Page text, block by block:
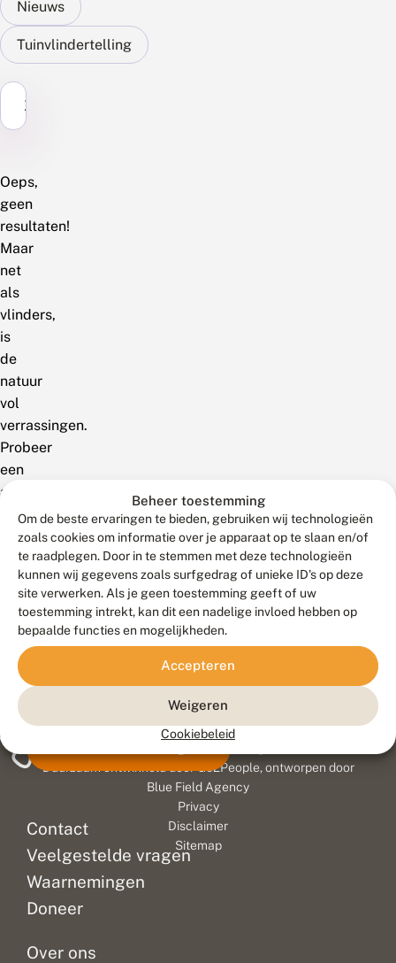
Beheer toestemming
Om de beste ervaringen te bieden, gebruiken wij technologieën
zoals cookies om informatie over je apparaat op te slaan en/of
te raadplegen. Door in te stemmen met deze technologieën
kunnen wij gegevens zoals surfgedrag of unieke ID's op deze
site verwerken. Als je geen toestemming geeft of uw
toestemming intrekt, kan dit een nadelige invloed hebben op
bepaalde functies en mogelijkheden.
Accepteren
Weigeren
Cookiebeleid
Nieuws
Tuinvlindertelling
Zoek...
Oeps,
geen
resultaten!
Maar
net
als
vlinders,
is
de
natuur
vol
verrassingen.
Probeer
een
andere
zoekterm!
Contact
Veelgestelde vragen
Waarnemingen
Doneer
Over ons
Duurzaam ontwikkeld door
Go2People, ontworpen door
Blue Field Agency
Privacy
Disclaimer
Sitemap